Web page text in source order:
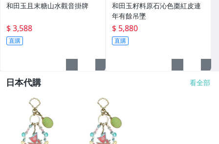
和田玉且末糖山水觀音掛牌
$ 3,588
直購
和田玉籽料原石沁色棗紅皮連
年有餘吊墜
$ 5,880
直購
日本代購 看全部